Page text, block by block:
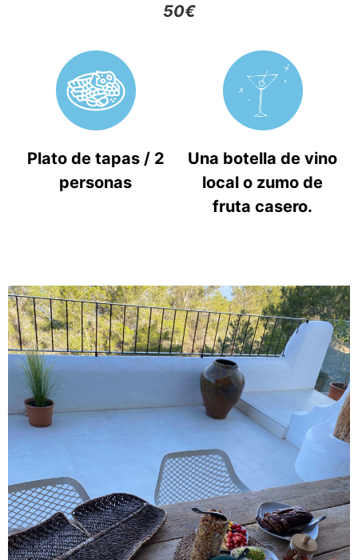
50€
Plato de tapas / 2
personas
Una botella de vino
local o zumo de
fruta casero.